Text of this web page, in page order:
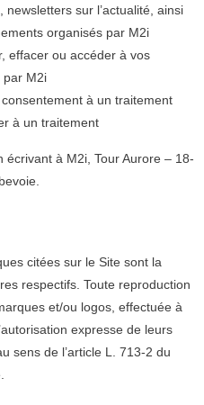
sur l’actualité, ainsi
organisés par M2i
effacer ou accéder à vos
par M2i
à un traitement
à un traitement
à M2i, Tour Aurore – 18-
citées sur le Site sont la
respectifs. Toute reproduction
et/ou logos, effectuée à
expresse de leurs
sens de l’article L. 713-2 du